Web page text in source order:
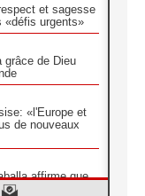
et sagesse
«défis urgents»
grâce de Dieu
«l'Europe et
de nouveaux
affirme que